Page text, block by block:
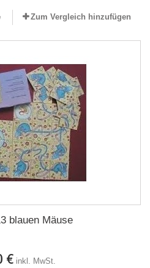
Zum Vergleich hinzufügen
blauen Mäuse
€ inkl. MwSt.